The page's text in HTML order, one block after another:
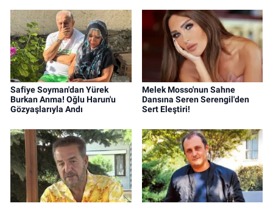
Safiye Soyman'dan Yürek
Burkan Anma! Oğlu Harun'u
Gözyaşlarıyla Andı
Melek Mosso'nun Sahne
Dansına Seren Serengil'den
Sert Eleştiri!